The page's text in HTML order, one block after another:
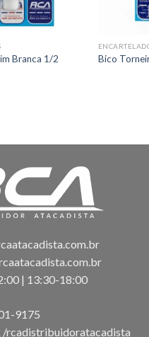
Branca 1/2 Bico
| 13:30-18:00
9175
rcadistribuidoratacadista